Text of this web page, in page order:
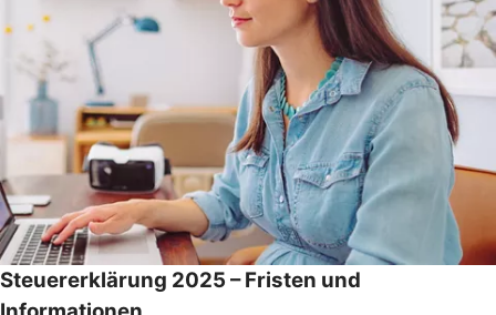
Steuererklärung 2025 – Fristen und